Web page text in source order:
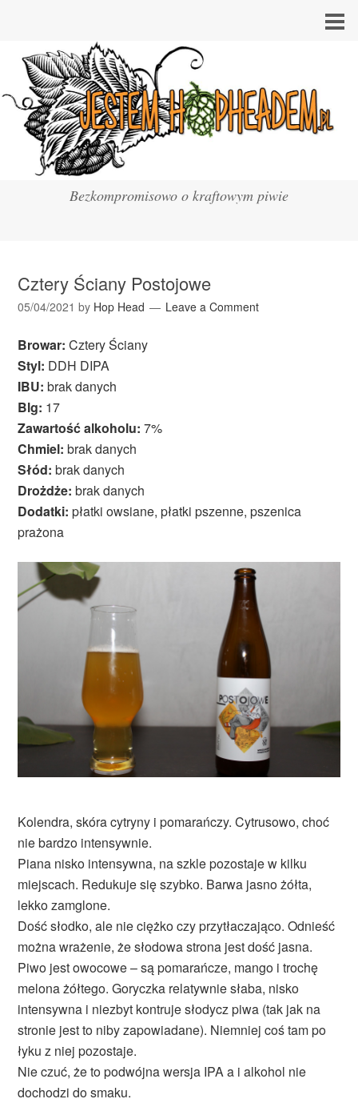
Bezkompromisowo o kraftowym piwie
Cztery Ściany Postojowe
05/04/2021 by Hop Head Leave a Comment
Browar: Cztery Ściany
Styl: DDH DIPA
IBU: brak danych
Blg: 17
Zawartość alkoholu: 7%
Chmiel: brak danych
Słód: brak danych
Drożdże: brak danych
Dodatki: płatki owsiane, płatki pszenne, pszenica
prażona
Kolendra, skóra cytryny i pomarańczy. Cytrusowo, choć
nie bardzo intensywnie.
Piana nisko intensywna, na szkle pozostaje w kilku
miejscach. Redukuje się szybko. Barwa jasno żółta,
lekko zamglone.
Dość słodko, ale nie ciężko czy przytłaczająco. Odnieść
można wrażenie, że słodowa strona jest dość jasna.
Piwo jest owocowe – są pomarańcze, mango i trochę
melona żółtego. Goryczka relatywnie słaba, nisko
intensywna i niezbyt kontruje słodycz piwa (tak jak na
stronie jest to niby zapowiadane). Niemniej coś tam po
łyku z niej pozostaje.
Nie czuć, że to podwójna wersja IPA a i alkohol nie
dochodzi do smaku.